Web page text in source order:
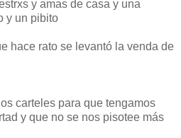
y amas de casa y una
y un pibito
hace rato se levantó la venda de
carteles para que tengamos
y que no se nos pisotee más